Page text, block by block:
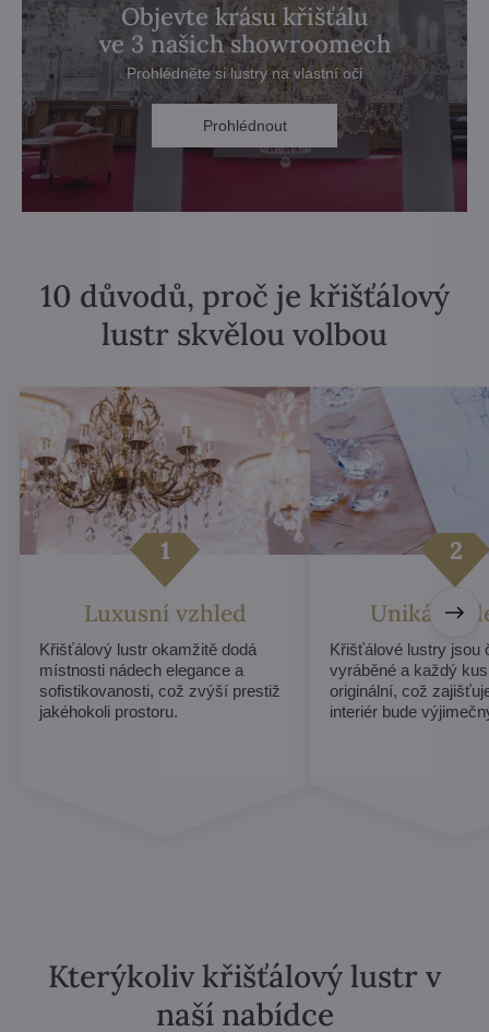
Objevte krásu křišťálu
ve 3 našich showroomech
Prohlédněte si lustry na vlastní oči
Prohlédnout
10 důvodů, proč je křišťálový
lustr skvělou volbou
Luxusní vzhled
Křišťálový lustr okamžitě dodá
místnosti nádech elegance a
sofistikovanosti, což zvýší prestiž
jakéhokoli prostoru.
Unikátní
Křišťálové lustry jsou
vyráběné a každý
originální, což
interiér bude
Kterýkoliv křišťálový lustr v
naší nabídce